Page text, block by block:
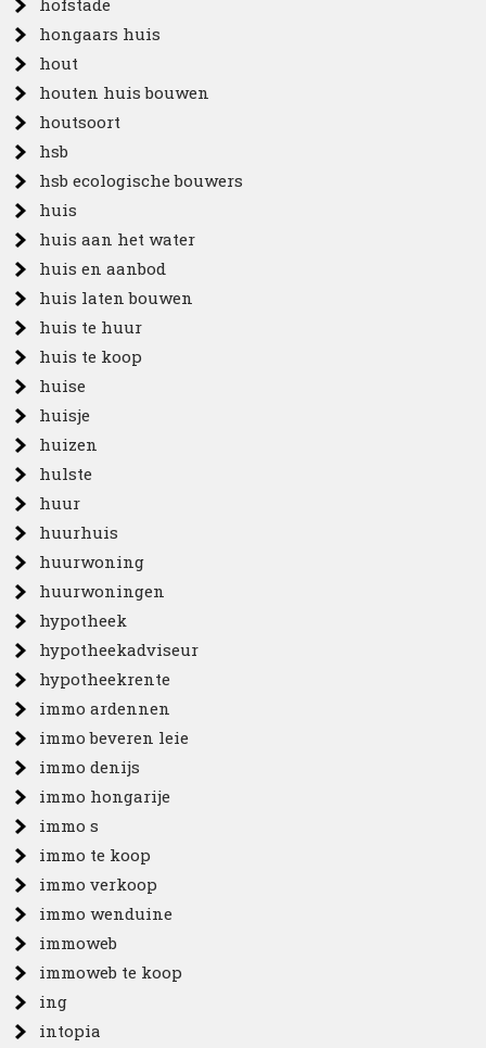
hofstade
hongaars huis
hout
houten huis bouwen
houtsoort
hsb
hsb ecologische bouwers
huis
huis aan het water
huis en aanbod
huis laten bouwen
huis te huur
huis te koop
huise
huisje
huizen
hulste
huur
huurhuis
huurwoning
huurwoningen
hypotheek
hypotheekadviseur
hypotheekrente
immo ardennen
immo beveren leie
immo denijs
immo hongarije
immo s
immo te koop
immo verkoop
immo wenduine
immoweb
immoweb te koop
ing
intopia